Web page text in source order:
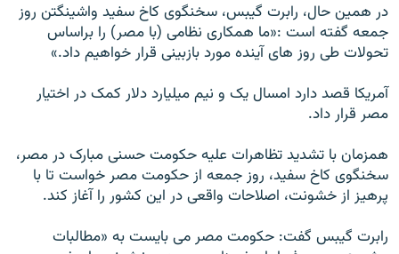
در همین حال، رابرت گيبس، سخنگوی کاخ سفید واشینگتن روز
جمعه گفته است :«ما همکاری نظامی (با مصر) را براساس
تحولات طی روز های آينده مورد بازبینی قرار خواهيم داد.»
آمریکا قصد دارد امسال یک و نیم ميليارد دلار کمک در اختيار
مصر قرار داد.
همزمان با تشديد تظاهرات عليه حکومت حسنی مبارک در مصر،
سخنگوی کاخ سفيد، روز جمعه از حکومت مصر خواست تا با
پرهيز از خشونت، اصلاحات واقعی در اين کشور را آغاز کند.
رابرت گيبس گفت: حکومت مصر می بايست به «مطالبات